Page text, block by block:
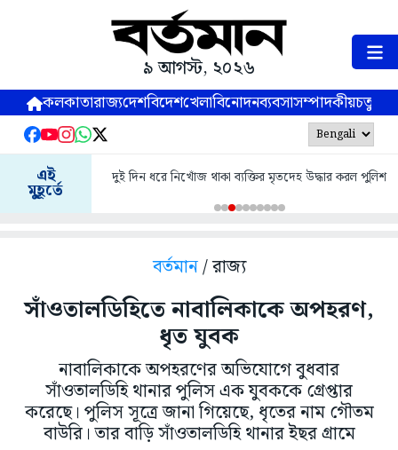
৯ আগস্ট, ২০২৬
কলকাতারাজ্যদেশবিদেশখেলাবিনোদনব্যবসাসম্পাদকীয়
এই
মুহূর্তে
দুই দিন ধরে নিখোঁজ থাকা ব্যক্তির মৃতদেহ উদ্ধার করল পুলিশ
বর্তমান/ রাজ্য
সাঁওতালডিহিতে নাবালিকাকে অপহরণ,
ধৃত যুবক
নাবালিকাকে অপহরণের অভিযোগে বুধবার
সাঁওতালডিহি থানার পুলিস এক যুবককে গ্রেপ্তার
করেছে। পুলিস সূত্রে জানা গিয়েছে, ধৃতের নাম গৌতম
বাউরি। তার বাড়ি সাঁওতালডিহি থানার ইছর গ্রামে